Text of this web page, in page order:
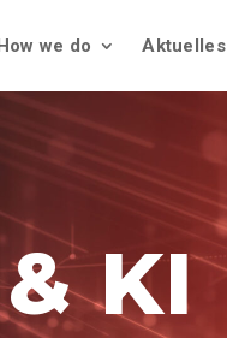
we do Aktuelles
KI